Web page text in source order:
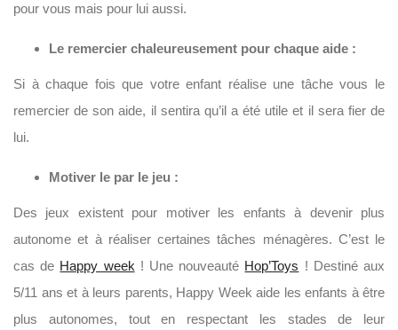
pour vous mais pour lui aussi.
Le remercier chaleureusement pour chaque aide :
Si à chaque fois que votre enfant réalise une tâche vous le
remercier de son aide, il sentira qu’il a été utile et il sera fier de
lui.
Motiver le par le jeu :
Des jeux existent pour motiver les enfants à devenir plus
autonome et à réaliser certaines tâches ménagères. C’est le
cas de Happy week ! Une nouveauté Hop’Toys ! Destiné aux
5/11 ans et à leurs parents, Happy Week aide les enfants à être
plus autonomes, tout en respectant les stades de leur